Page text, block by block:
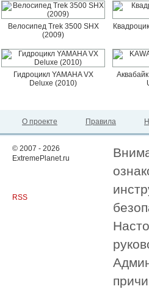
Велосипед Trek 3500 SHX
(2009)
Гидроцикл YAMAHA VX
Deluxe (2010)
О проекте Правила
© 2007 - 2026
ExtremePlanet.ru
RSS